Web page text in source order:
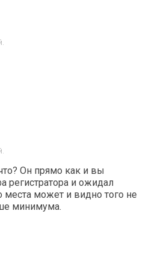
Он прямо как и вы
регистратора и ожидал
места может и видно того не
минимума.